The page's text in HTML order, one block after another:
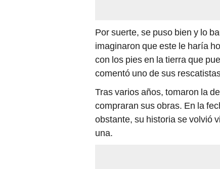
Por suerte, se puso bien y lo
imaginaron que este le haría
con los pies en la tierra que
comentó uno de sus
Tras varios años, tomaron la
compraran sus obras. En la
obstante, su historia se volvió
una.